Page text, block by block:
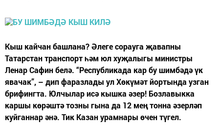
Кыш кайчан башлана? Әлеге сорауга җавапны
Татарстан транспорт һәм юл хуҗалыгы министры
Ленар Сафин белә. “Республикада кар бу шимбәдә үк
явачак”, – дип фаразлады ул Хөкүмәт йортында узган
брифингта. Юлчылар исә кышка әзер! Бозлавыкка
каршы көрәштә тозны гына да 12 мең тонна әзерләп
куйганнар әнә. Тик Казан урамнары өчен түгел.